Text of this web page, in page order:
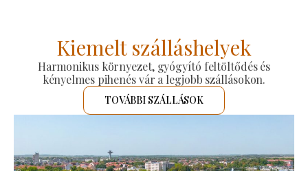
Kiemelt szálláshelyek
Harmonikus környezet, gyógyító feltöltődés és
kényelmes pihenés vár a legjobb szállásokon.
TOVÁBBI SZÁLLÁSOK